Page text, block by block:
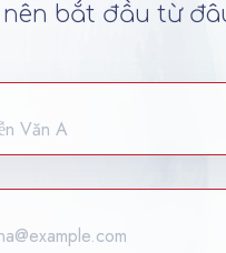
nên bắt đầu từ